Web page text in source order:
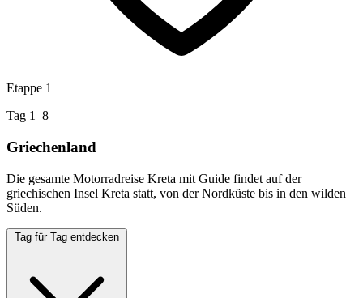
Etappe 1
Tag 1–8
Griechenland
Die gesamte Motorradreise Kreta mit Guide findet auf der
griechischen Insel Kreta statt, von der Nordküste bis in den wilden
Süden.
Tag für Tag entdecken